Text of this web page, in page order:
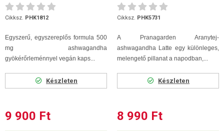
Cikksz. PHK1812
Egyszerű, egyszereplős formula 500
mg ashwagandha
gyökérőrleménnyel vegán kaps...
Készleten
9 900 Ft
100g
Cikksz. PHK5731
A Pranagarden Aranytej-
ashwagandha Latte egy különleges,
melengető pillanat a napodban,...
Készleten
8 990 Ft